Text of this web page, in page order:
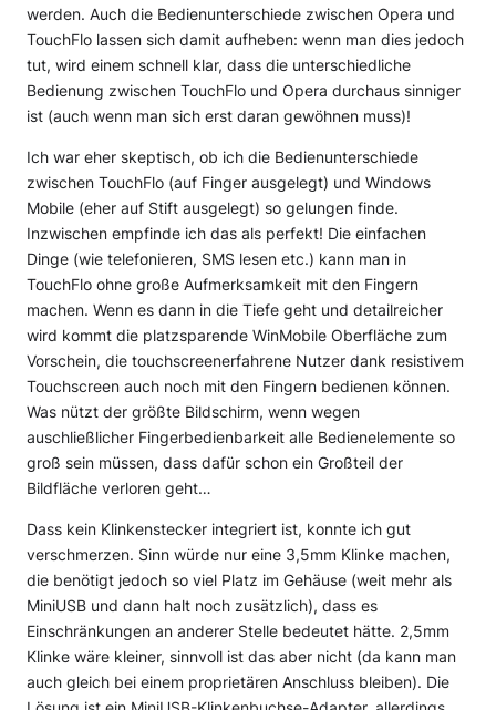
werden. Auch die Bedienunterschiede zwischen Opera und
TouchFlo lassen sich damit aufheben: wenn man dies jedoch
tut, wird einem schnell klar, dass die unterschiedliche
Bedienung zwischen TouchFlo und Opera durchaus sinniger
ist (auch wenn man sich erst daran gewöhnen muss)!
Ich war eher skeptisch, ob ich die Bedienunterschiede
zwischen TouchFlo (auf Finger ausgelegt) und Windows
Mobile (eher auf Stift ausgelegt) so gelungen finde.
Inzwischen empfinde ich das als perfekt! Die einfachen
Dinge (wie telefonieren, SMS lesen etc.) kann man in
TouchFlo ohne große Aufmerksamkeit mit den Fingern
machen. Wenn es dann in die Tiefe geht und detailreicher
wird kommt die platzsparende WinMobile Oberfläche zum
Vorschein, die touchscreenerfahrene Nutzer dank resistivem
Touchscreen auch noch mit den Fingern bedienen können.
Was nützt der größte Bildschirm, wenn wegen
auschließlicher Fingerbedienbarkeit alle Bedienelemente so
groß sein müssen, dass dafür schon ein Großteil der
Bildfläche verloren geht…
Dass kein Klinkenstecker integriert ist, konnte ich gut
verschmerzen. Sinn würde nur eine 3,5mm Klinke machen,
die benötigt jedoch so viel Platz im Gehäuse (weit mehr als
MiniUSB und dann halt noch zusätzlich), dass es
Einschränkungen an anderer Stelle bedeutet hätte. 2,5mm
Klinke wäre kleiner, sinnvoll ist das aber nicht (da kann man
auch gleich bei einem proprietären Anschluss bleiben). Die